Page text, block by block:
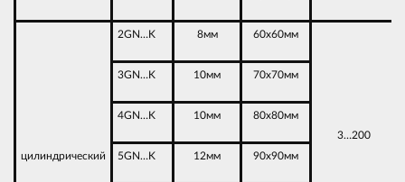
цилиндрический
2GN…K 8мм 60х60мм
3…200
3GN…K 10мм 70х70мм
4GN…K 10мм 80х80мм
5GN…K 12мм 90х90мм